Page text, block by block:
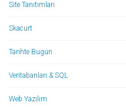
Site Tanıtımları
Skacurt
Tarihte Bugün
Veritabanları & SQL
Web Yazılım